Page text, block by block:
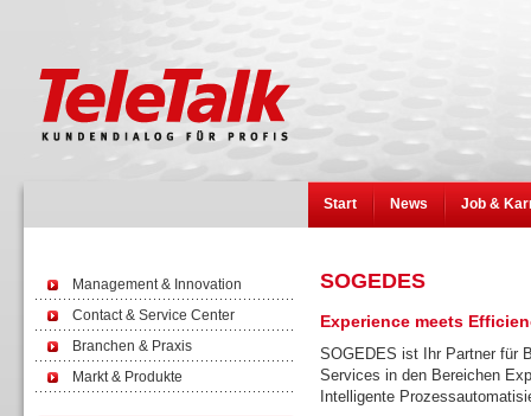
Start News Job &
Management & Innovation
Contact & Service Center
Branchen & Praxis
Markt & Produkte
SOGEDES
Experience meets
SOGEDES ist Ihr Partner für
Services in den Bereichen
Intelligente